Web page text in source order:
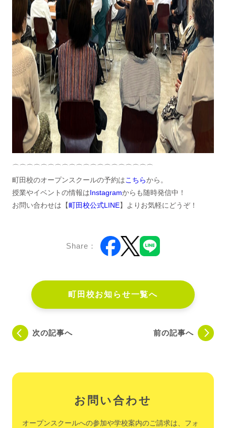
⌒⌒⌒⌒⌒⌒⌒⌒⌒⌒⌒⌒⌒⌒⌒⌒⌒⌒⌒⌒
町田校のオープンスクールの予約はこちらから。
授業やイベントの情報はInstagramからも随時発信中！
お問い合わせは【町田校公式LINE】よりお気軽にどうぞ！
Share：
町田校お知らせ一覧へ
次の記事へ 前の記事へ
お問い合わせ
オープンスクールへの参加や学校案内のご請求は、フォ